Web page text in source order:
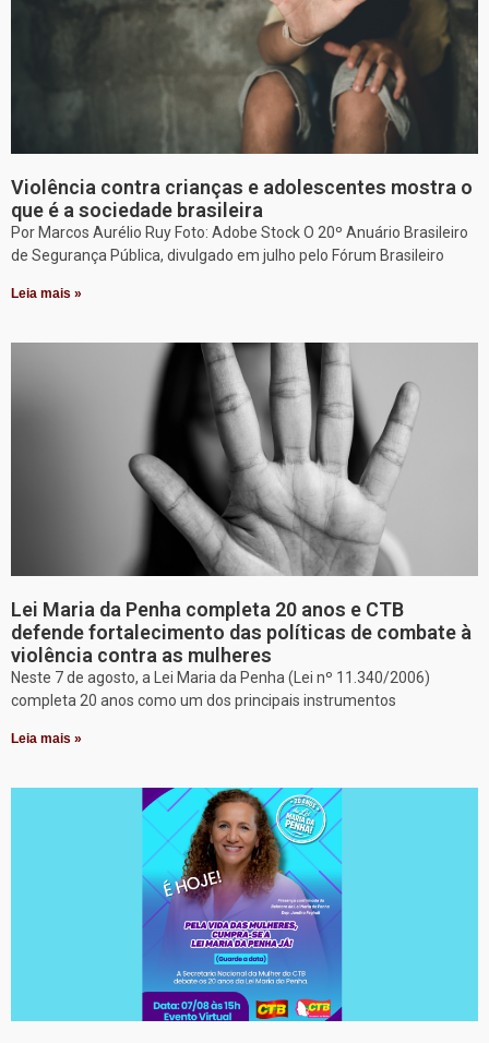
Violência contra crianças e adolescentes mostra o
que é a sociedade brasileira
Por Marcos Aurélio Ruy Foto: Adobe Stock O 20º Anuário Brasileiro
de Segurança Pública, divulgado em julho pelo Fórum Brasileiro
Leia mais »
Lei Maria da Penha completa 20 anos e CTB
defende fortalecimento das políticas de combate à
violência contra as mulheres
Neste 7 de agosto, a Lei Maria da Penha (Lei nº 11.340/2006)
completa 20 anos como um dos principais instrumentos
Leia mais »